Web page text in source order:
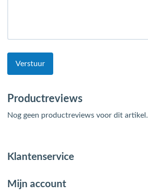
Verstuur
Productreviews
Nog geen productreviews voor dit artikel.
Klantenservice
Mijn account